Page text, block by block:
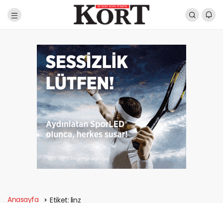
Anasayfa Etiket: linz